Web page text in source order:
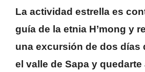
La actividad estrella es
guía de la etnia H’mong y
una excursión de dos días
el valle de Sapa y